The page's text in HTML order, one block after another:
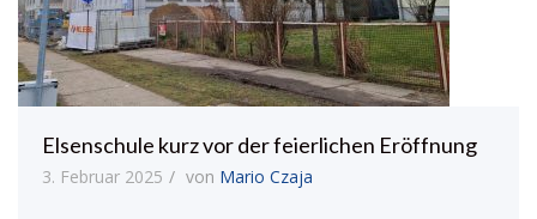
Elsenschule kurz vor der feierlichen Eröffnung
3. Februar 2025 von Mario Czaja